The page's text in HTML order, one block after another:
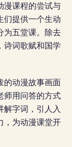
漫课程的尝试与
们提供一个生动
为五堂课。除去
诗词歌赋和国学
动漫故事画面
师用问答的方式
解字词，引人入
，为动漫课堂开